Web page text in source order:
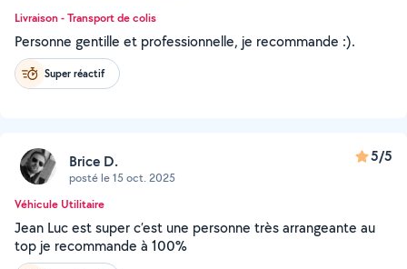
Livraison - Transport de colis
Personne gentille et professionnelle, je recommande :).
Super réactif
Brice D.
posté le 15 oct. 2025
5/5
Véhicule Utilitaire
Jean Luc est super c’est une personne très arrangeante au
top je recommande à 100%